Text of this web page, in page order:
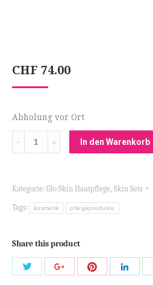
CHF 74.00
Abholung vor Ort
Menge
In den Warenkorb
Kategorie: Glo Skin Hautpflege Skin Sets
Tags: kosmetik pflegeprodukte
Share this product
Share
Share
Share